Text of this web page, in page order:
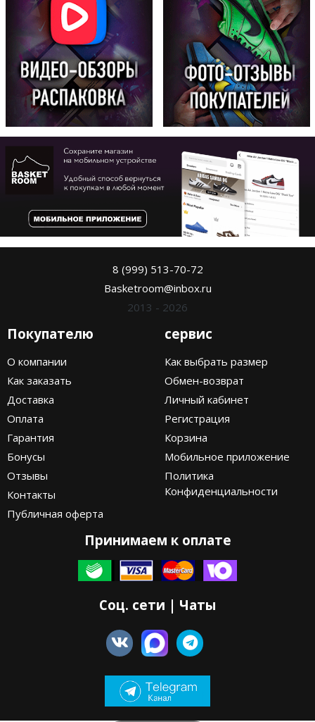
8 (999) 513-70-72
Basketroom@inbox.ru
2013 - 2026
Покупателю
О компании
Как заказать
Доставка
Оплата
Гарантия
Бонусы
Отзывы
Контакты
Публичная оферта
сервис
Как выбрать размер
Обмен-возврат
Личный кабинет
Регистрация
Корзина
Мобильное приложение
Политика
Конфиденциальности
Принимаем к оплате
Соц. сети | Чаты